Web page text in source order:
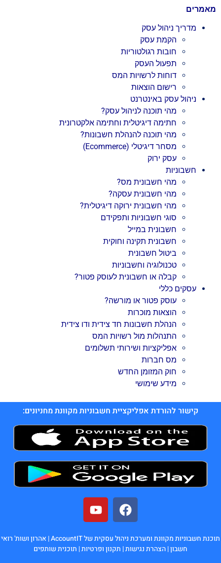
מאמרים
מדריך ניהול עסק
הקמת עסק
חובות רגולטוריות
תפעול העסק
דוחות לרשויות המס
רישום הוצאות
ניהול עסק באינטרנט
מהי תוכנה לניהול עסק?
חתימה דיגיטלית וחתימה אלקטרונית
מהי תוכנה להנהלת חשבונות?
מסחר דיגיטלי (Ecommerce)
עסק ירוק
חשבוניות
מהי חשבונית מס?
מהי חשבונית עסקה?
מהי חשבונית ירוקה דיגיטלית?
סוגי חשבוניות ותפקידם
חשבונית במייל
חשבונית תקינה וחוקית
ביטול חשבונית
טכנולוגיה וחשבוניות
קבלה או חשבונית לעוסק פטור?
עסקים כללי
עוסק פטור או מורשה?
הוצאות מוכרות
הנהלת חשבונות חד צידית ודו צידית
התנהלות מול רשויות המס
אפליקציות ושירותי תשלומים
מס חברות
חוק המזומן החדש
מידע שימושי
קישור להורדת אפליקציית חשבוניות מקוונת מחניונים:
תוכנת חשבוניות מקוונת ומערכת ניהול עסקית של AccountIT |
אהרון ושות' רואי
חשבון|הצהרת נגישות| תקנון ופרטיות| תוכנית שותפים